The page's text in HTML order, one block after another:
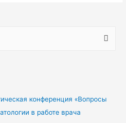
конференция «Вопросы
в работе врача